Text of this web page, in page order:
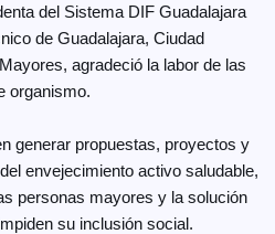
del Sistema DIF Guadalajara
de Guadalajara, Ciudad
agradeció la labor de las
organismo.
generar propuestas, proyectos y
envejecimiento activo saludable,
personas mayores y la solución
su inclusión social.